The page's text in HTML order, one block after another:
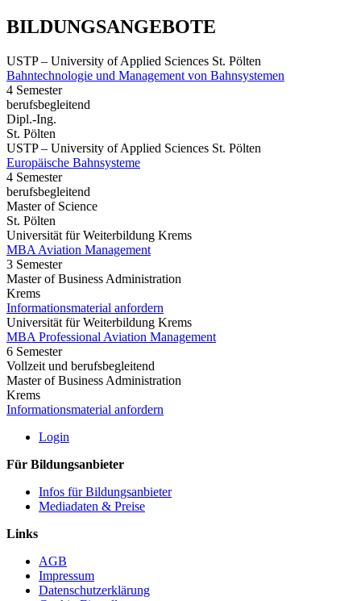
BILDUNGSANGEBOTE
USTP – University of Applied Sciences St. Pölten
Bahntechnologie und Management von Bahnsystemen
4 Semester
berufsbegleitend
Dipl.-Ing.
St. Pölten
USTP – University of Applied Sciences St. Pölten
Europäische Bahnsysteme
4 Semester
berufsbegleitend
Master of Science
St. Pölten
Universität für Weiterbildung Krems
MBA Aviation Management
3 Semester
Master of Business Administration
Krems
Informationsmaterial anfordern
Universität für Weiterbildung Krems
MBA Professional Aviation Management
6 Semester
Vollzeit und berufsbegleitend
Master of Business Administration
Krems
Informationsmaterial anfordern
Login
Für Bildungsanbieter
Infos für Bildungsanbieter
Mediadaten & Preise
Links
AGB
Impressum
Datenschutzerklärung